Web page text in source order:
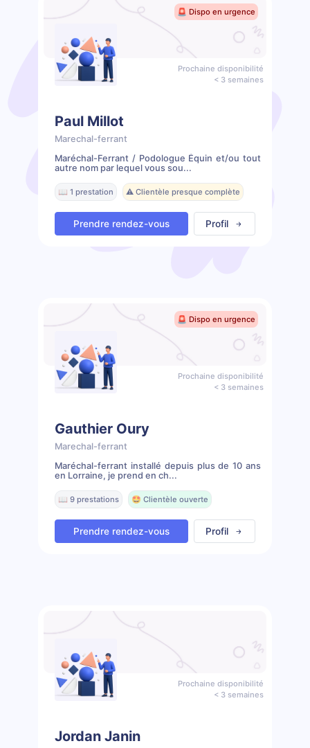
🚨 Dispo en urgence
Prochaine disponibilité
< 3 semaines
Paul Millot
Marechal-ferrant
Maréchal-Ferrant / Podologue Équin et/ou tout
autre nom par lequel vous sou...
📖 1 prestation ⚠️ Clientèle presque complète
Prendre rendez-vous Profil
🚨 Dispo en urgence
Prochaine disponibilité
< 3 semaines
Gauthier Oury
Marechal-ferrant
Maréchal-ferrant installé depuis plus de 10 ans
en Lorraine, je prend en ch...
📖 9 prestations 🤩 Clientèle ouverte
Prendre rendez-vous Profil
Prochaine disponibilité
< 3 semaines
Jordan Janin